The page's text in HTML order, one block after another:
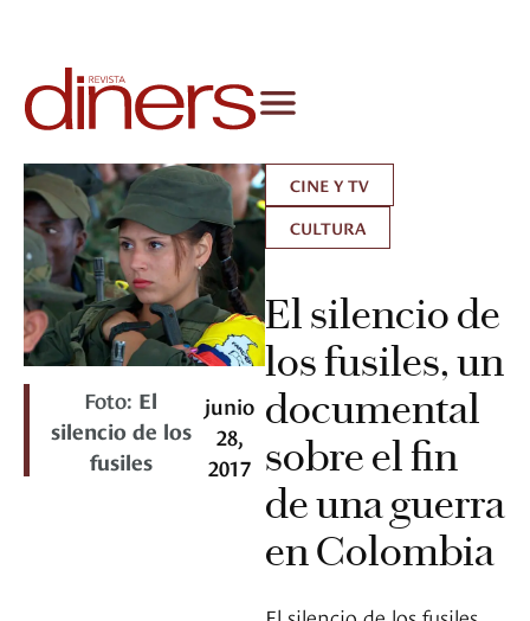
Foto: El
silencio de los
fusiles
junio
28,
2017
CINE Y TV
CULTURA
El silencio de
los fusiles, un
documental
sobre el fin
de una guerra
en Colombia